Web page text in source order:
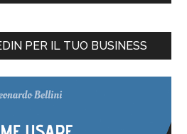
PER IL TUO BUSINESS